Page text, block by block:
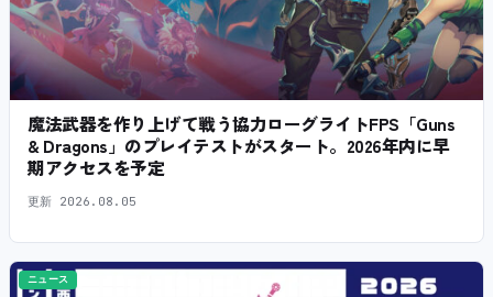
魔法武器を作り上げて戦う協力ローグライトFPS「Guns
& Dragons」のプレイテストがスタート。2026年内に早
期アクセスを予定
更新 2026.08.05
ニュース